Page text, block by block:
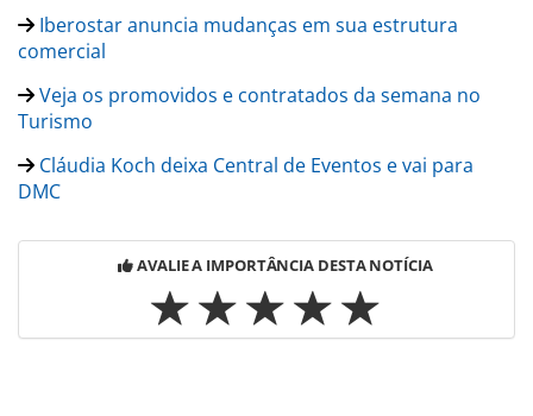
Iberostar anuncia mudanças em sua estrutura
comercial
Veja os promovidos e contratados da semana no
Turismo
Cláudia Koch deixa Central de Eventos e vai para
DMC
AVALIE A IMPORTÂNCIA DESTA NOTÍCIA